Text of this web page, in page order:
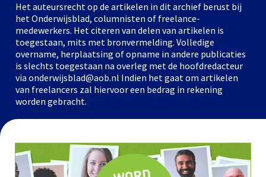
Het auteursrecht op de artikelen in dit archief berust bij
het Onderwijsblad, columnisten of freelance-
medewerkers. Het citeren van delen van artikelen is
toegestaan, mits met bronvermelding. Volledige
overname, herplaatsing of opname in andere publicaties
is slechts toegestaan na overleg met de hoofdredacteur
via onderwijsblad@aob.nl Indien het gaat om artikelen
van freelancers zal hiervoor een bedrag in rekening
worden gebracht.